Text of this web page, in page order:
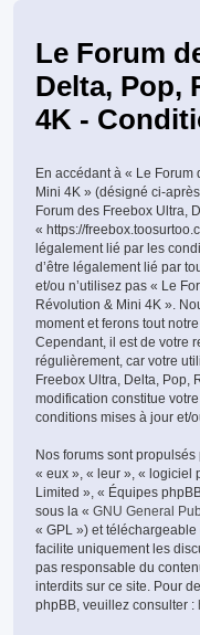
Le Forum
Delta, Pop,
4K -
En accédant à « Le
Mini 4K » (désigné ci-
Forum des Freebox Ultra,
« https://
légalement lié par les
d’être légalement lié par
et/ou n’utilisez pas « Le
Révolution & Mini 4K ».
moment et ferons tout
Cependant, il est de votre
régulièrement, car votre
Freebox Ultra, Delta, Pop,
modification constitue
conditions mises à jour et/
Nos forums sont
« eux », « leur », « logiciel
Limited », « Équipes
sous la « GNU General
« GPL ») et
facilite uniquement les
pas responsable du
interdits sur ce site. Pour
phpBB, veuillez consulter :